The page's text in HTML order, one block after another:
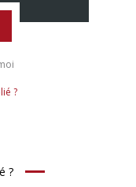
?
?